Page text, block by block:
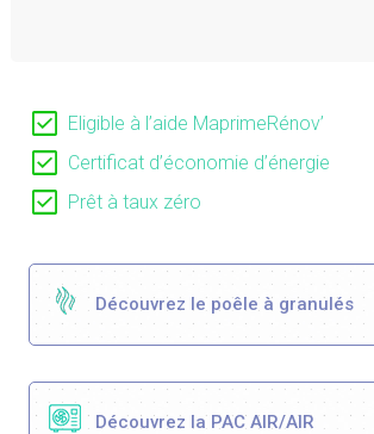
Eligible à l’aide MaprimeRénov’
Certificat d’économie d’énergie
Prêt à taux zéro
Découvrez le poêle à granulés
Découvrez la PAC AIR/AIR